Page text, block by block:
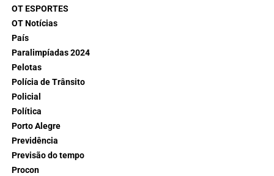
OT ESPORTES
OT Notícias
País
Paralimpíadas 2024
Pelotas
Polícia de Trânsito
Policial
Política
Porto Alegre
Previdência
Previsão do tempo
Procon